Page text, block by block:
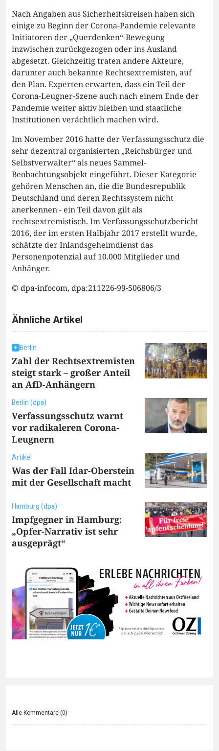
Nach Angaben aus Sicherheitskreisen haben sich
einige zu Beginn der Corona-Pandemie relevante
Initiatoren der „Querdenken“-Bewegung
inzwischen zurückgezogen oder ins Ausland
abgesetzt. Gleichzeitig traten andere Akteure,
darunter auch bekannte Rechtsextremisten, auf
den Plan. Experten erwarten, dass ein Teil der
Corona-Leugner-Szene auch nach einem Ende der
Pandemie weiter aktiv bleiben und staatliche
Institutionen verächtlich machen wird.
Im November 2016 hatte der Verfassungsschutz die
sehr dezentral organisierten „Reichsbürger und
Selbstverwalter“ als neues Sammel-
Beobachtungsobjekt eingeführt. Dieser Kategorie
gehören Menschen an, die die Bundesrepublik
Deutschland und deren Rechtssystem nicht
anerkennen - ein Teil davon gilt als
rechtsextremistisch. Im Verfassungsschutzbericht
2016, der im ersten Halbjahr 2017 erstellt wurde,
schätzte der Inlandsgeheimdienst das
Personenpotenzial auf 10.000 Mitglieder und
Anhänger.
© dpa-infocom, dpa:211226-99-506806/3
Ähnliche Artikel
Berlin
Zahl der Rechtsextremisten
steigt stark – großer Anteil
an AfD-Anhängern
Berlin (dpa)
Verfassungsschutz warnt
vor radikaleren Corona-
Leugnern
Artikel
Was der Fall Idar-Oberstein
mit der Gesellschaft macht
Hamburg (dpa)
Impfgegner in Hamburg:
„Opfer-Narrativ ist sehr
ausgeprägt“
Alle Kommentare (0)